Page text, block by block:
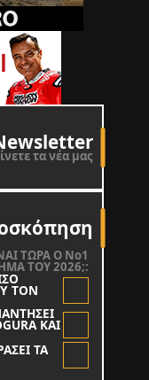
τα νέα μας
ΤΩΡΑ Ο Νο1
ΤΟΥ 2026;:
ΤΟΝ
KAI
ΤΑ